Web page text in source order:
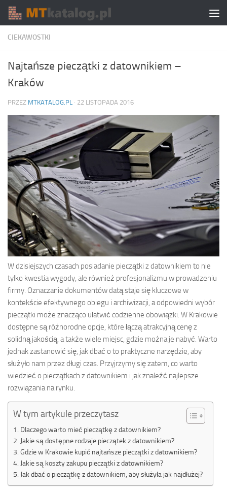
Skip to content
CIEKAWOSTKI
Najtańsze pieczątki z datownikiem –
Kraków
PRZEZ MTKATALOG.PL · 22 LISTOPADA 2016
W dzisiejszych czasach posiadanie pieczątki z datownikiem to nie
tylko kwestia wygody, ale również profesjonalizmu w prowadzeniu
firmy. Oznaczanie dokumentów datą staje się kluczowe w
kontekście efektywnego obiegu i archiwizacji, a odpowiedni wybór
pieczątki może znacząco ułatwić codzienne obowiązki. W Krakowie
dostępne są różnorodne opcje, które łączą atrakcyjną cenę z
solidną jakością, a także wiele miejsc, gdzie można je nabyć. Warto
jednak zastanowić się, jak dbać o to praktyczne narzędzie, aby
służyło nam przez długi czas. Przyjrzymy się zatem, co warto
wiedzieć o pieczątkach z datownikiem i jak znaleźć najlepsze
rozwiązania na rynku.
W tym artykule przeczytasz
Dlaczego warto mieć pieczątkę z datownikiem?
Jakie są dostępne rodzaje pieczątek z datownikiem?
Gdzie w Krakowie kupić najtańsze pieczątki z datownikiem?
Jakie są koszty zakupu pieczątki z datownikiem?
Jak dbać o pieczątkę z datownikiem, aby służyła jak najdłużej?